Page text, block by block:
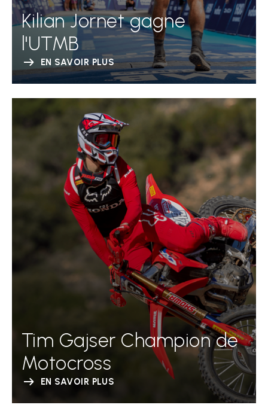
Kilian Jornet gagne
l'UTMB
EN SAVOIR PLUS
Tim Gajser Champion de
Motocross
EN SAVOIR PLUS